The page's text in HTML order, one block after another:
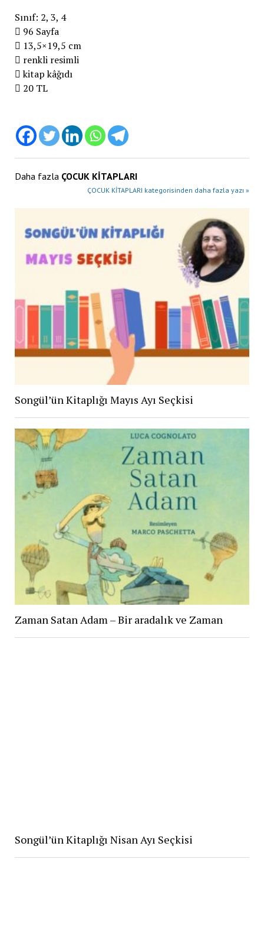
Sınıf: 2, 3, 4
 96 Sayfa
 13,5×19,5 cm
 renkli resimli
 kitap kâğıdı
 20 TL
Daha fazla ÇOCUK KİTAPLARI
ÇOCUK KİTAPLARI kategorisinden daha fazla yazı »
Songül’ün Kitaplığı Mayıs Ayı Seçkisi
Zaman Satan Adam – Bir aradalık ve Zaman
Songül’ün Kitaplığı Nisan Ayı Seçkisi